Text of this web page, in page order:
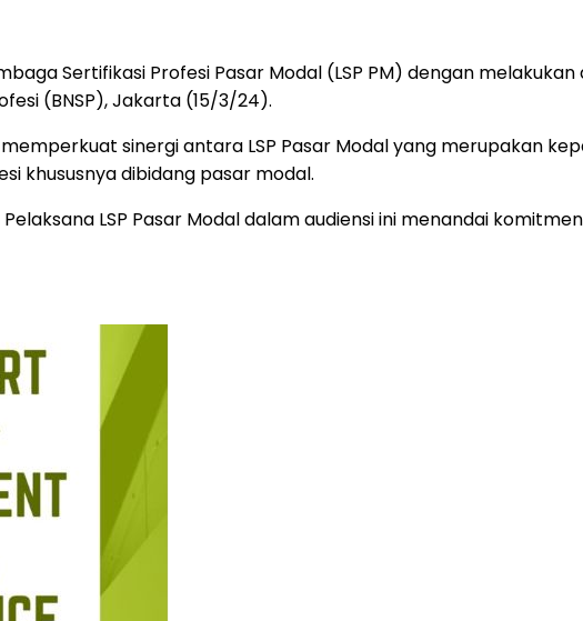
Sertifikasi Profesi Pasar Modal (LSP PM) dengan
(BNSP), Jakarta (15/3/24).
sinergi antara LSP Pasar Modal yang merupakan
khususnya dibidang pasar modal.
LSP Pasar Modal dalam audiensi ini menandai